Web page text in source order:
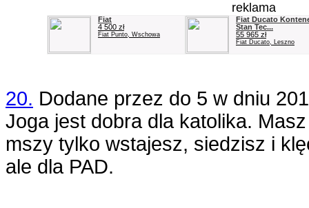
reklama
Fiat
4 500 zł
Fiat Punto, Wschowa
Fiat Ducato
Stan Tec...
55 965 zł
Fiat Ducato, Leszno
20. Dodane przez do 5 w dniu
Joga jest dobra dla katolika.
mszy tylko wstajesz, siedzisz i
ale dla PAD.